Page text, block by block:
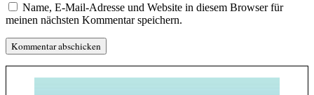
Name, E-Mail-Adresse und Website in diesem Browser für
meinen nächsten Kommentar speichern.